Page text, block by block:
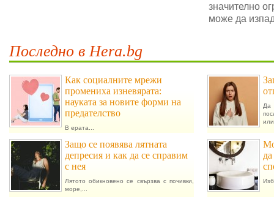
значително
може да
Последно в Hera.bg
Как социалните мрежи
промениха изневярата:
науката за новите форми на
предателство
В ерата...
Да
Защо се появява лятната
депресия и как да се справим
с нея
Лятото обикновено се свързва с почивки,
море,...